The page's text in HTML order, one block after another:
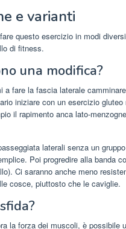
e varianti
questo esercizio in modi
di fitness.
una modifica?
a fare la fascia laterale
iniziare con un esercizio
il rapimento anca lato-
laterali senza un
Poi progredire alla banda
Ci saranno anche meno
cosce, piuttosto che le caviglie.
la forza dei muscoli, è possibile